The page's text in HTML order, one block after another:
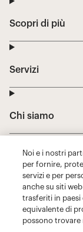
Noi e i nostri
per fornire,
servizi e per
anche su siti
trasferiti in
equivalente di
possono trovare